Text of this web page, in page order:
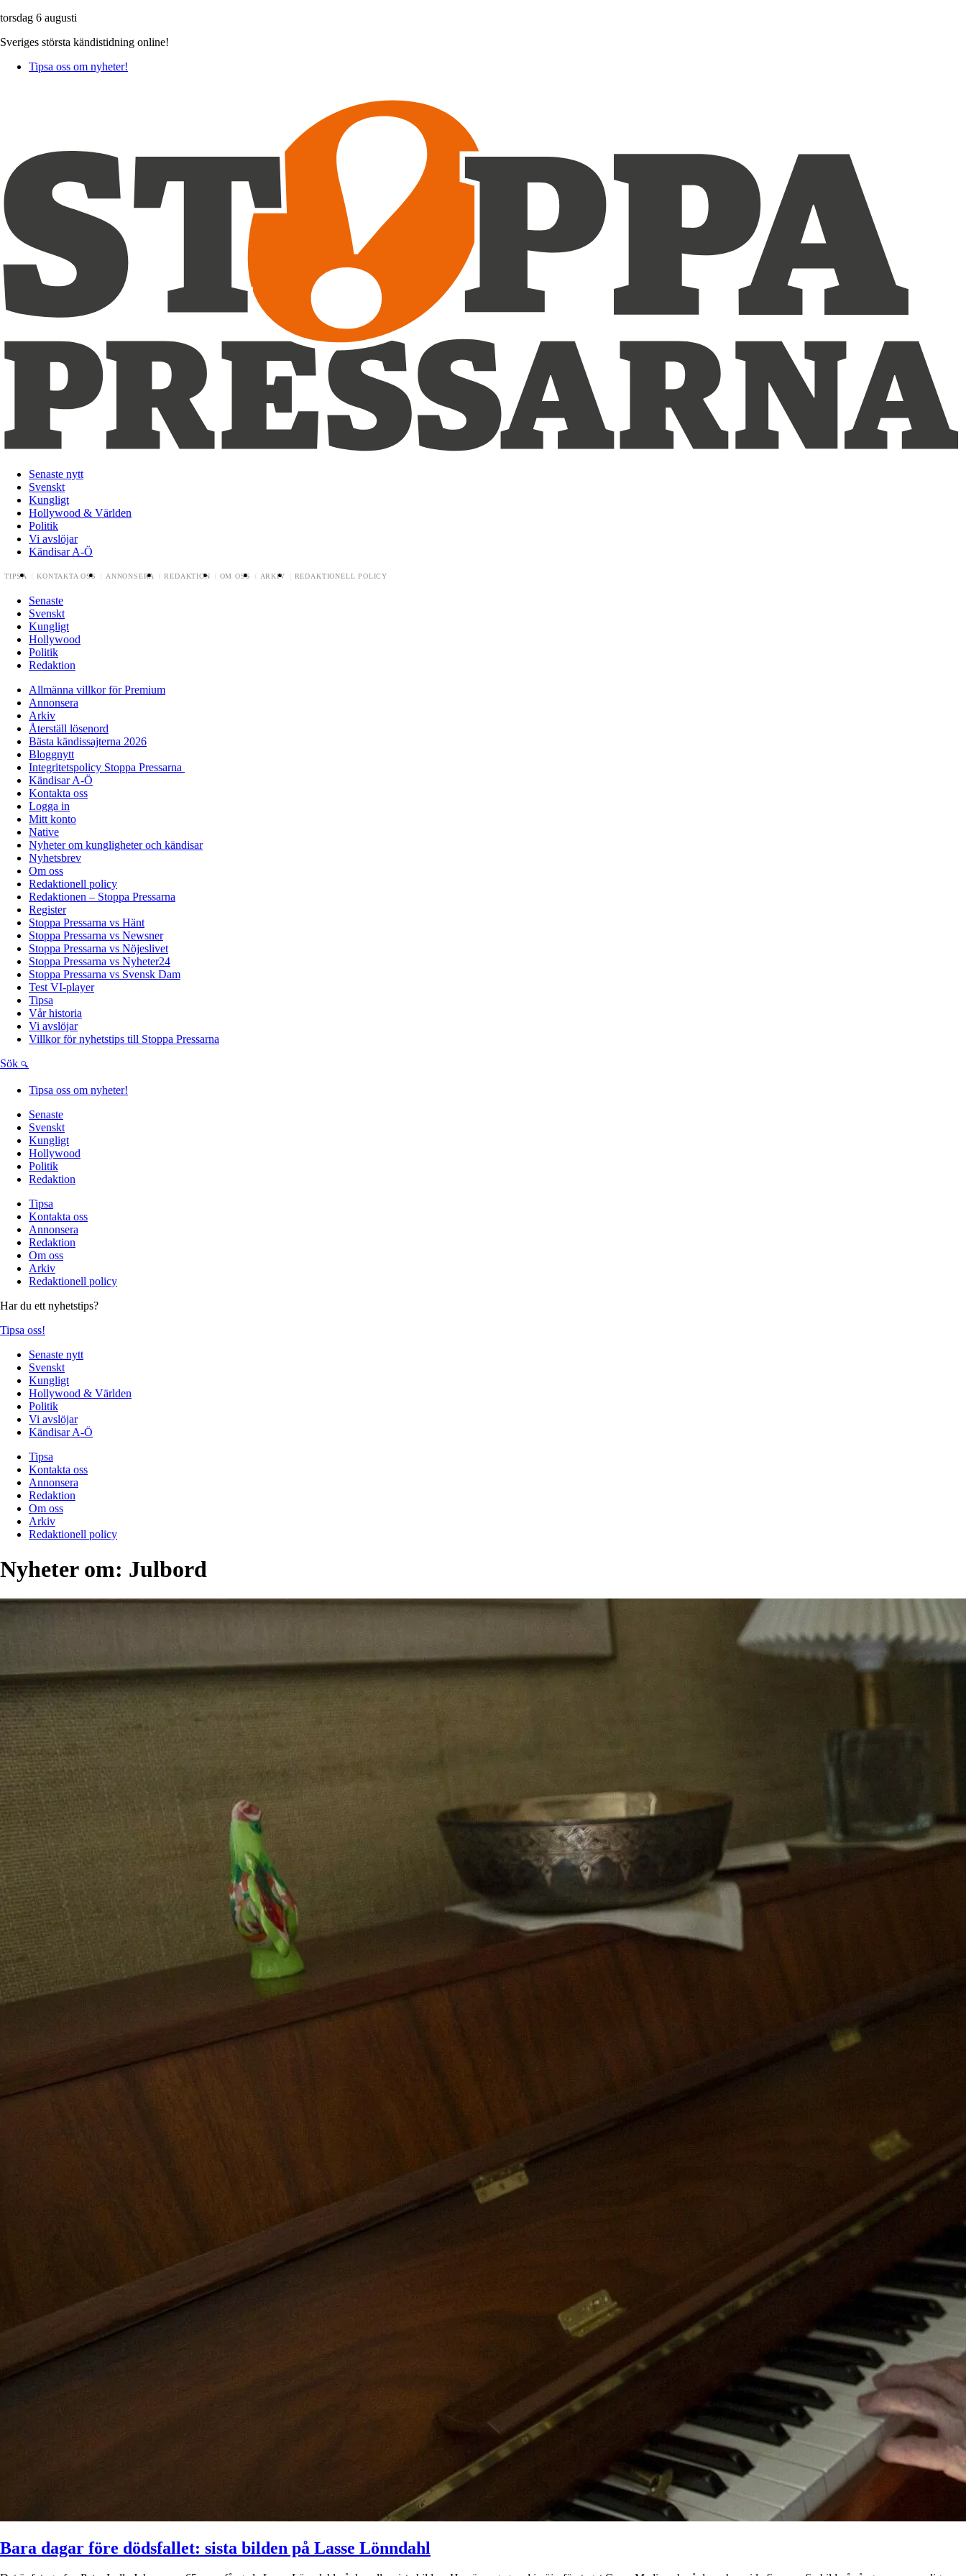
torsdag 6 augusti
Sveriges största kändistidning online!
Tipsa oss om nyheter!
Senaste nytt
Svenskt
Kungligt
Hollywood & Världen
Politik
Vi avslöjar
Kändisar A-Ö
TIPSA KONTAKTA OSS ANNONSERA REDAKTION OM OSS ARKIV REDAKTIONELL POLICY
Senaste
Svenskt
Kungligt
Hollywood
Politik
Redaktion
Allmänna villkor för Premium
Annonsera
Arkiv
Återställ lösenord
Bästa kändissajterna 2026
Bloggnytt
Integritetspolicy Stoppa Pressarna
Kändisar A-Ö
Kontakta oss
Logga in
Mitt konto
Native
Nyheter om kungligheter och kändisar
Nyhetsbrev
Om oss
Redaktionell policy
Redaktionen – Stoppa Pressarna
Register
Stoppa Pressarna vs Hänt
Stoppa Pressarna vs Newsner
Stoppa Pressarna vs Nöjeslivet
Stoppa Pressarna vs Nyheter24
Stoppa Pressarna vs Svensk Dam
Test VI-player
Tipsa
Vår historia
Vi avslöjar
Villkor för nyhetstips till Stoppa Pressarna
Sök
Tipsa oss om nyheter!
Senaste
Svenskt
Kungligt
Hollywood
Politik
Redaktion
Tipsa
Kontakta oss
Annonsera
Redaktion
Om oss
Arkiv
Redaktionell policy
Har du ett nyhetstips?
Tipsa oss!
Senaste nytt
Svenskt
Kungligt
Hollywood & Världen
Politik
Vi avslöjar
Kändisar A-Ö
Tipsa
Kontakta oss
Annonsera
Redaktion
Om oss
Arkiv
Redaktionell policy
Nyheter om: Julbord
Bara dagar före dödsfallet: sista bilden på Lasse Lönndahl